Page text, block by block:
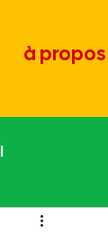
à propos
Joyeux bordel